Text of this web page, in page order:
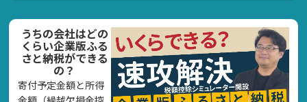
うちの会社はどの
くらい企業版ふる
さと納税ができる
の？
寄付予定金額と所得